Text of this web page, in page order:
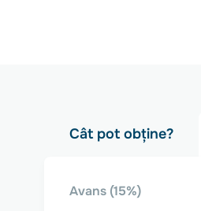
Cât pot obține?
Avans (15%)